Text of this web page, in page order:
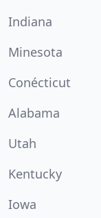
Indiana
Minesota
Conécticut
Alabama
Utah
Kentucky
Iowa